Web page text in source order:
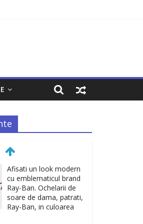
Afisati un look modern
cu emblematicul brand
Ray-Ban. Ochelarii de
soare de dama, patrati,
Ray-Ban, in culoarea